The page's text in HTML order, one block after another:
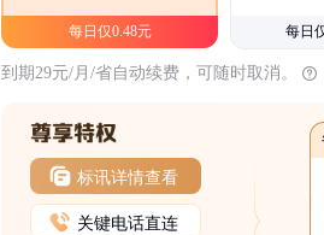
每日仅0.48元 每日
到期29元/月/省自动续费，可随时取消。
标讯详情查看
关键电话直连